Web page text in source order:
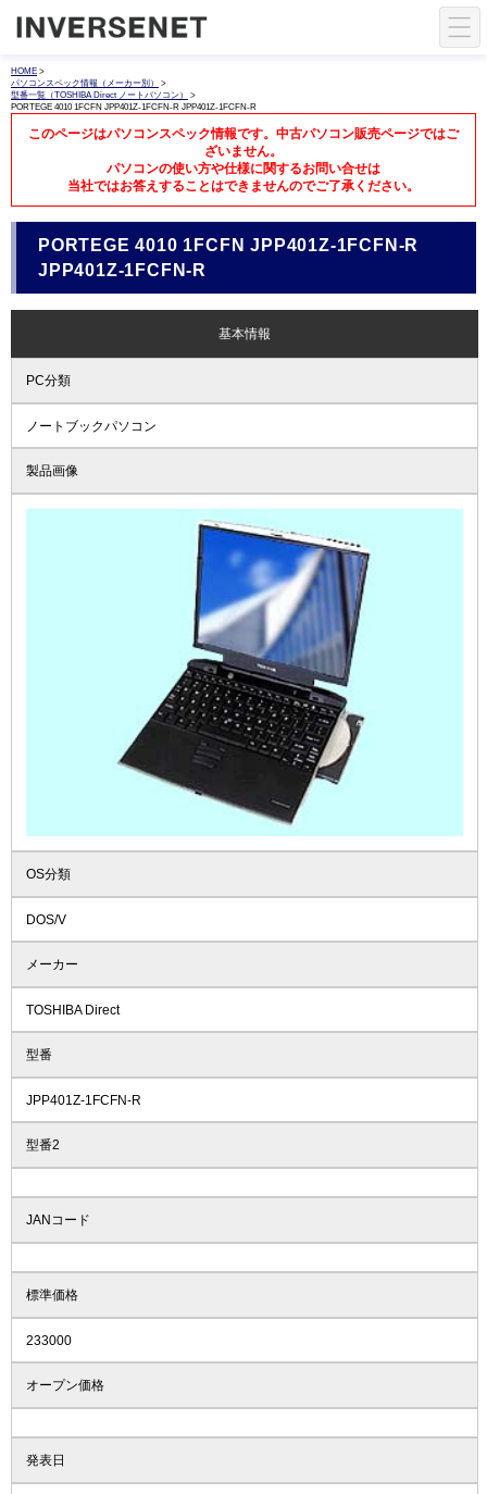
HOME >
パソコンスペック情報（メーカー別）
>
型番一覧（TOSHIBA Direct ノートパソコン）
>
PORTEGE 4010 1FCFN JPP401Z-1FCFN-R JPP401Z-1FCFN-R
このページはパソコンスペック情報です。中古パソコン販売ページではご
ざいません。
パソコンの使い方や仕様に関するお問い合せは
当社ではお答えすることはできませんのでご了承ください。
PORTEGE 4010 1FCFN JPP401Z-1FCFN-R
JPP401Z-1FCFN-R
基本情報
PC分類
ノートブックパソコン
製品画像
OS分類
DOS/V
メーカー
TOSHIBA Direct
型番
JPP401Z-1FCFN-R
型番2
JANコード
標準価格
233000
オープン価格
発表日